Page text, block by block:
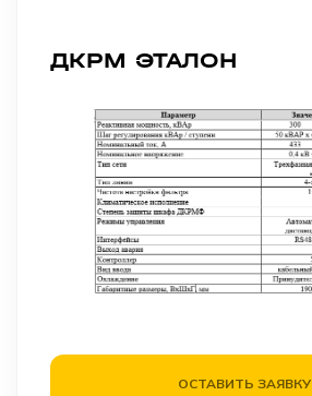
ДКРМ ЭТАЛОН
ОСТАВИТЬ ЗАЯВКУ